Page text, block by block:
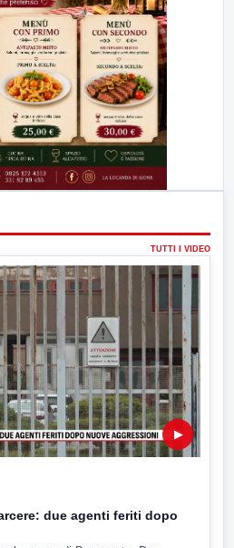
TUTTI I VIDEO
▶
due agenti feriti dopo